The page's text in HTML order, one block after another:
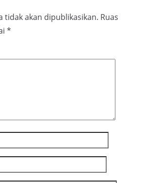
tidak akan dipublikasikan. Ruas
*